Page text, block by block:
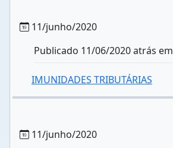
11/junho/2020
Publicado 11/06/2020 atrás em
IMUNIDADES TRIBUTÁRIAS
11/junho/2020